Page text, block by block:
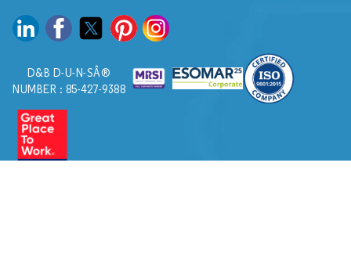
D&B D-U-N-SÂ®
NUMBER : 85-427-9388